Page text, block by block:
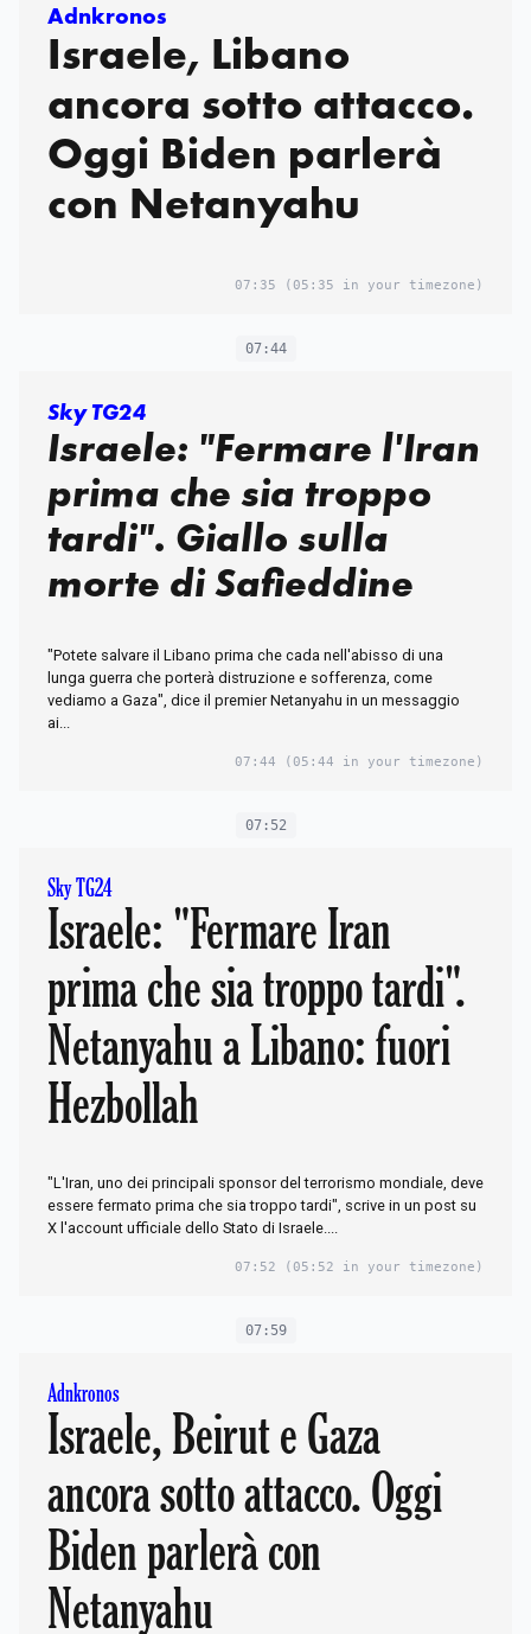
Adnkronos
Israele, Libano
ancora sotto attacco.
Oggi Biden parlerà
con Netanyahu
07:35 (05:35 in your timezone)
07:44
Sky TG24
Israele: "Fermare l'Iran
prima che sia troppo
tardi". Giallo sulla
morte di Safieddine
"Potete salvare il Libano prima che cada nell'abisso di una
lunga guerra che porterà distruzione e sofferenza, come
vediamo a Gaza", dice il premier Netanyahu in un messaggio
ai...
07:44 (05:44 in your timezone)
07:52
Sky TG24
Israele: "Fermare Iran
prima che sia troppo tardi".
Netanyahu a Libano: fuori
Hezbollah
"L'Iran, uno dei principali sponsor del terrorismo mondiale, deve
essere fermato prima che sia troppo tardi", scrive in un post su
X l'account ufficiale dello Stato di Israele....
07:52 (05:52 in your timezone)
07:59
Adnkronos
Israele, Beirut e Gaza
ancora sotto attacco. Oggi
Biden parlerà con
Netanyahu